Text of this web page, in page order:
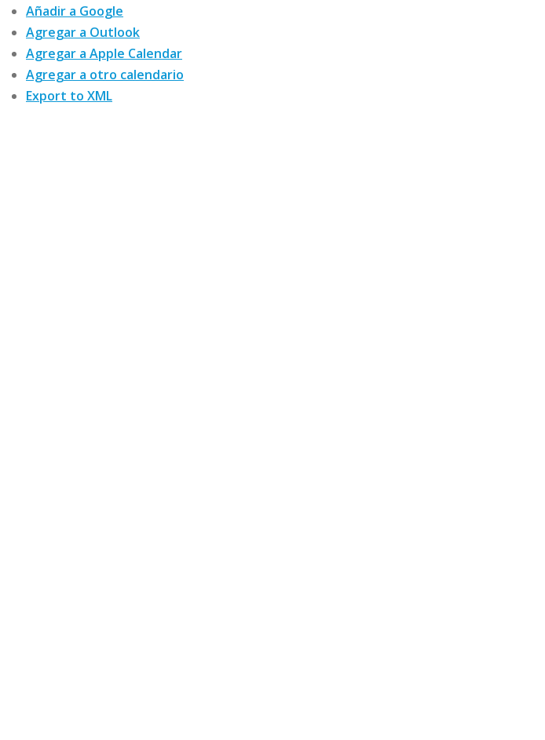
Añadir a Google
Agregar a Outlook
Agregar a Apple Calendar
Agregar a otro calendario
Export to XML